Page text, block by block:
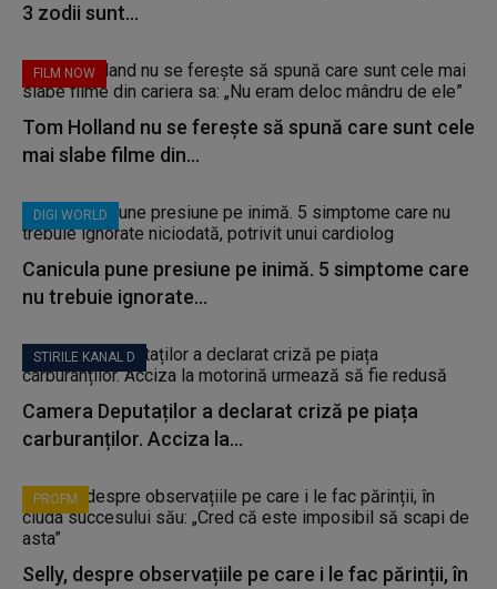
3 zodii sunt...
FILM NOW
Tom Holland nu se ferește să spună care sunt cele
mai slabe filme din...
DIGI WORLD
Canicula pune presiune pe inimă. 5 simptome care
nu trebuie ignorate...
STIRILE KANAL D
Camera Deputaților a declarat criză pe piața
carburanților. Acciza la...
PROFM
Selly, despre observațiile pe care i le fac părinții, în